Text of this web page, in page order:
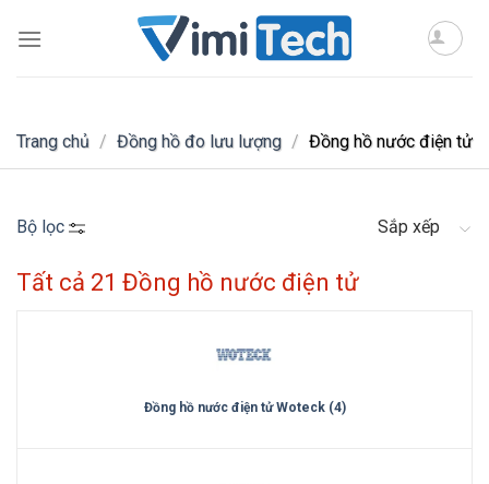
Trang chủ / Đồng hồ đo lưu lượng / Đồng hồ nước điện tử
Bộ lọc Sắp xếp
Tất cả 21 Đồng hồ nước điện tử
Đồng hồ nước điện tử Woteck (4)